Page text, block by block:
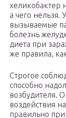
хеликобактер
а чего нельзя.
вызываемые
болезнь
диета при
же правила,
Строгое
способно
возбудителя.
воздействия
правильно